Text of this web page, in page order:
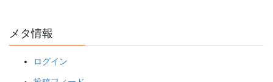
メタ情報
ログイン